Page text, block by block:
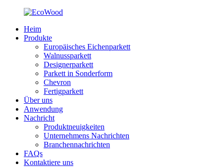
Heim
Produkte
Europäisches Eichenparkett
Walnussparkett
Designerparkett
Parkett in Sonderform
Chevron
Fertigparkett
Über uns
Anwendung
Nachricht
Produktneuigkeiten
Unternehmens Nachrichten
Branchennachrichten
FAQs
Kontaktiere uns